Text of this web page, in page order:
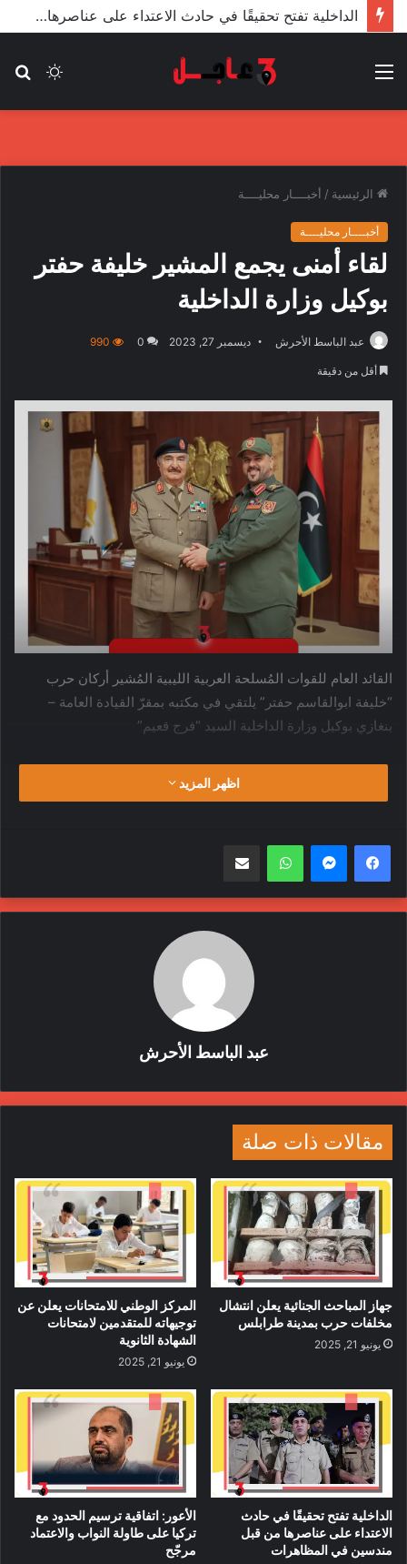
الأعور: اتفاقية ترسيم الحدود مع تركيا على طاولة النواب والاعتماد مرجّح
الوضع
القائمة
الرئيسية / أخبــــار محليــــة
أخبــــار محليــــة
لقاء أمنى يجمع المشير خليفة حفتر
بوكيل وزارة الداخلية
عبد الباسط الأحرش ديسمبر 27, 2023 0
990
أقل من دقيقة
القائد العام للقوات المُسلحة العربية الليبية المُشير أركان حرب
“خليفة ابوالقاسم حفتر” يلتقي في مكتبه بمقرّ القيادة العامة –
بنغازي بوكيل وزارة الداخلية السيد “فرج قعيم”
والإطلاع على دور الأجهزة الأمنية في تأمين الممتلكات والأرواح
الآن الجيش
خليفة حفتر سياسة ليبيا
اظهر المزيد
واتساب
عبد الباسط الأحرش
مقالات ذات صلة
جهاز المباحث الجنائية يعلن انتشال
مخلفات حرب بمدينة طرابلس
يونيو 21, 2025
المركز الوطني للامتحانات يعلن عن
توجيهاته للمتقدمين لامتحانات
الشهادة الثانوية
يونيو 21, 2025
الداخلية تفتح تحقيقًا في حادث
الاعتداء على عناصرها من قبل
مندسين في المظاهرات
الأعور: اتفاقية ترسيم الحدود مع
تركيا على طاولة النواب والاعتماد
مرجّح